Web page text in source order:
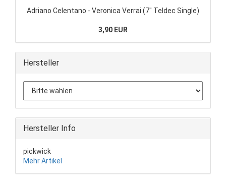
Adriano Celentano - Veronica Verrai (7" Teldec Single)
3,90 EUR
Hersteller
Hersteller Info
pickwick
Mehr Artikel